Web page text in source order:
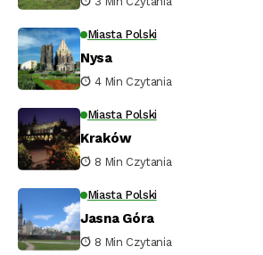
Miasta Polski
Nysa
4 Min Czytania
Miasta Polski
Kraków
8 Min Czytania
Miasta Polski
Jasna Góra
8 Min Czytania